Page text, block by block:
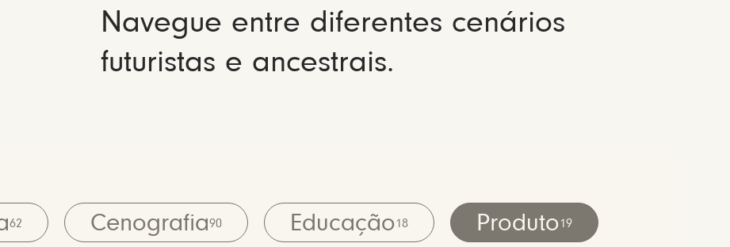
Navegue entre diferentes cenários
futuristas e ancestrais.
62 Cenografia90 Educação18 Produto19